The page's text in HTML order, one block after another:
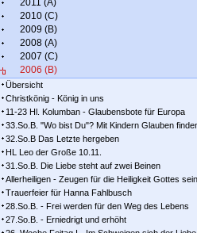
2011 (A)
2010 (C)
2009 (B)
2008 (A)
2007 (C)
2006 (B)
Übersicht
Christkönig - König in uns
11-23 Hl. Kolumban - Glaubensbote für Europa
33.So.B. "Wo bist Du"? Mit Kindern Glauben
32.So.B Das Letzte hergeben
HL Leo der Große 10.11.
31.So.B. Die Liebe steht auf zwei Beinen
Allerheiligen - Zeugen für die Heiligkeit Gottes sein
Trauerfeier für Hanna Fahlbusch
28.So.B. - Frei werden für den Weg des Lebens
27.So.B. - Erniedrigt und erhöht